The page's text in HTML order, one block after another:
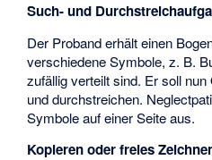
Such- und
Der Proband erhält einen
verschiedene Symbole, z. B.
zufällig verteilt sind. Er soll
und durchstreichen.
Symbole auf einer Seite aus.
Kopieren oder freies